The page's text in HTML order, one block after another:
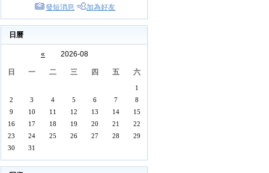
發短消息
加為好友
日曆
« 2026-08
日 一 二 三 四 五 六
1
2
3 4 5 6 7
8
9
10 11 12 13 14
15
16
17 18 19 20 21
22
23
24 25 26 27 28
29
30
31